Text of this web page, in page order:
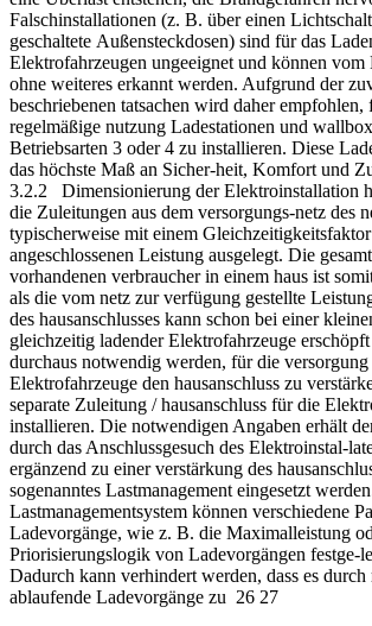
Falschinstallationen (z. B. über einen
geschaltete Außensteckdosen) sind für das
Elektrofahrzeugen ungeeignet und können vom
ohne weiteres erkannt werden. Aufgrund der
beschriebenen tatsachen wird daher empfohlen,
regelmäßige nutzung Ladestationen und
Betriebsarten 3 oder 4 zu installieren. Diese
das höchste Maß an Sicher-heit, Komfort und
3.2.2 Dimensionierung der Elektroinstallation
die Zuleitungen aus dem versorgungs-netz des
typischerweise mit einem
angeschlossenen Leistung ausgelegt. Die
vorhandenen verbraucher in einem haus ist
als die vom netz zur verfügung gestellte
des hausanschlusses kann schon bei einer
gleichzeitig ladender Elektrofahrzeuge
durchaus notwendig werden, für die versorgung
Elektrofahrzeuge den hausanschluss zu
separate Zuleitung / hausanschluss für die
installieren. Die notwendigen Angaben erhält
durch das Anschlussgesuch des Elektroinstal-
ergänzend zu einer verstärkung des
sogenanntes Lastmanagement eingesetzt
Lastmanagementsystem können verschiedene
Ladevorgänge, wie z. B. die Maximalleistung
Priorisierungslogik von Ladevorgängen festge-
Dadurch kann verhindert werden, dass es
ablaufende Ladevorgänge zu 26 27